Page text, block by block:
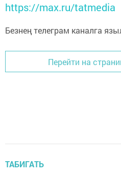
https://max.ru/tatmedia
Безнең телеграм каналга
Перейти на
ТАБИГАТЬ